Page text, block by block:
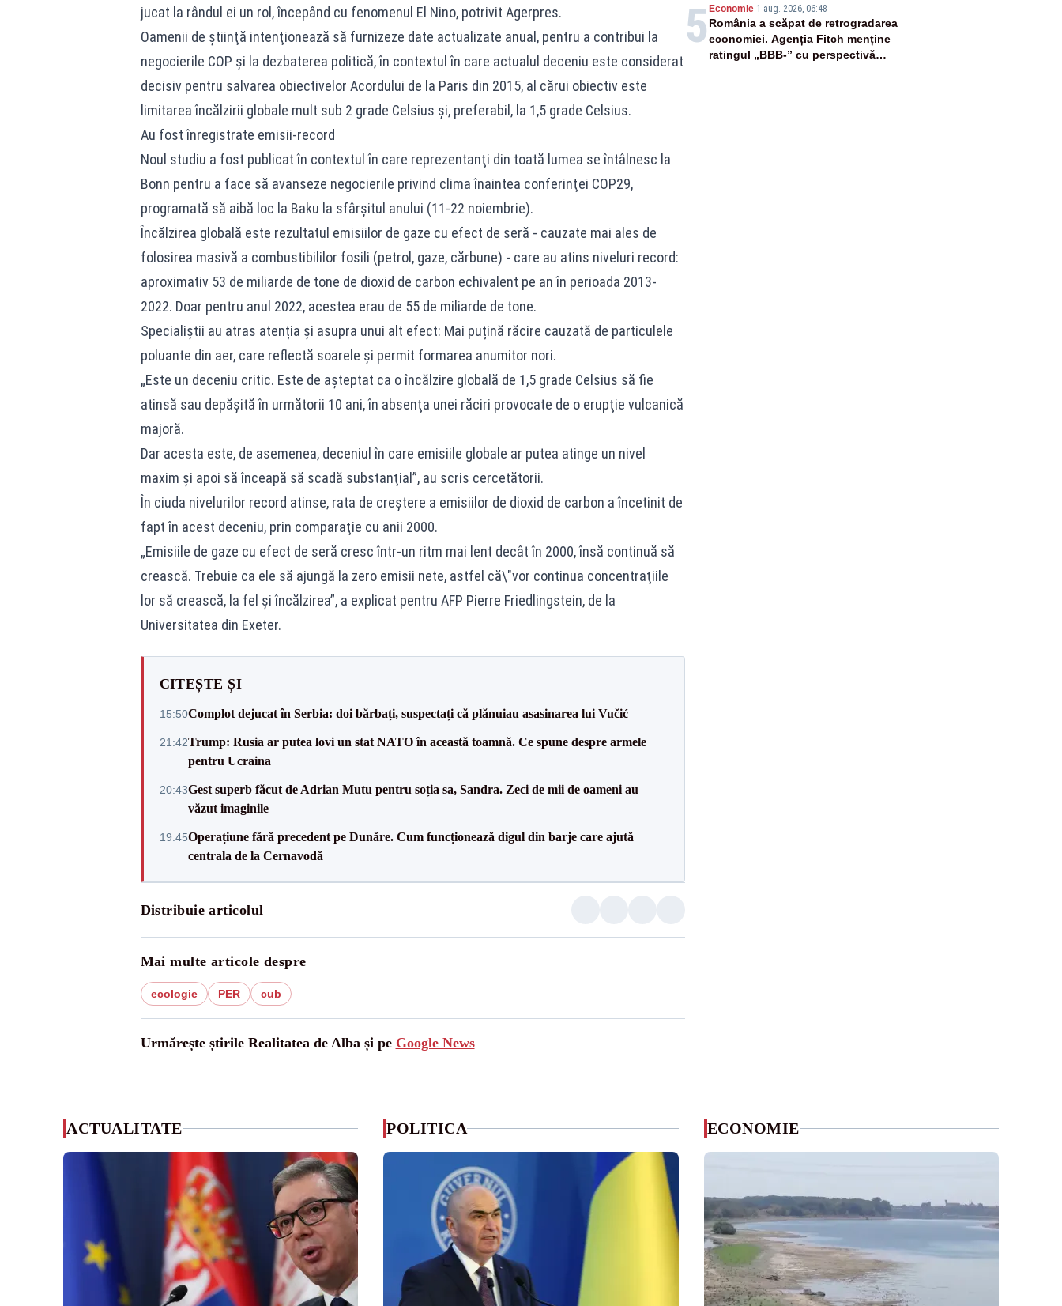
jucat la rândul ei un rol, începând cu fenomenul El Nino, potrivit Agerpres.
Oamenii de ştiinţă intenţionează să furnizeze date actualizate anual, pentru a contribui la
negocierile COP şi la dezbaterea politică, în contextul în care actualul deceniu este considerat
decisiv pentru salvarea obiectivelor Acordului de la Paris din 2015, al cărui obiectiv este
limitarea încălzirii globale mult sub 2 grade Celsius şi, preferabil, la 1,5 grade Celsius.
Au fost înregistrate emisii-record
Noul studiu a fost publicat în contextul în care reprezentanţi din toată lumea se întâlnesc la
Bonn pentru a face să avanseze negocierile privind clima înaintea conferinţei COP29,
programată să aibă loc la Baku la sfârşitul anului (11-22 noiembrie).
Încălzirea globală este rezultatul emisiilor de gaze cu efect de seră - cauzate mai ales de
folosirea masivă a combustibililor fosili (petrol, gaze, cărbune) - care au atins niveluri record:
aproximativ 53 de miliarde de tone de dioxid de carbon echivalent pe an în perioada 2013-
2022. Doar pentru anul 2022, acestea erau de 55 de miliarde de tone.
Specialiștii au atras atenția și asupra unui alt efect: Mai puțină răcire cauzată de particulele
poluante din aer, care reflectă soarele şi permit formarea anumitor nori.
„Este un deceniu critic. Este de aşteptat ca o încălzire globală de 1,5 grade Celsius să fie
atinsă sau depăşită în următorii 10 ani, în absenţa unei răciri provocate de o erupţie vulcanică
majoră.
Dar acesta este, de asemenea, deceniul în care emisiile globale ar putea atinge un nivel
maxim şi apoi să înceapă să scadă substanţial”, au scris cercetătorii.
În ciuda nivelurilor record atinse, rata de creştere a emisiilor de dioxid de carbon a încetinit de
fapt în acest deceniu, prin comparaţie cu anii 2000.
„Emisiile de gaze cu efect de seră cresc într-un ritm mai lent decât în 2000, însă continuă să
crească. Trebuie ca ele să ajungă la zero emisii nete, astfel că\"vor continua concentraţiile
lor să crească, la fel şi încălzirea”, a explicat pentru AFP Pierre Friedlingstein, de la
Universitatea din Exeter.
CITEȘTE ȘI
15:50Complot dejucat în Serbia: doi bărbați, suspectați că plănuiau asasinarea lui Vučić
21:42Trump: Rusia ar putea lovi un stat NATO în această toamnă. Ce spune despre armele
pentru Ucraina
20:43Gest superb făcut de Adrian Mutu pentru soția sa, Sandra. Zeci de mii de oameni au
văzut imaginile
19:45Operațiune fără precedent pe Dunăre. Cum funcționează digul din barje care ajută
centrala de la Cernavodă
Distribuie articolul
Mai multe articole despre
ecologie PER cub
Urmărește știrile Realitatea de Alba și pe Google News
5 Economie-1 aug. 2026, 06:48
România a scăpat de retrogradarea
economiei. Agenția Fitch menține
ratingul „BBB-” cu perspectivă
ACTUALITATE POLITICA ECONOMIE